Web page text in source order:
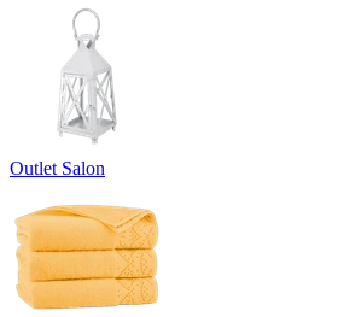
Outlet Salon